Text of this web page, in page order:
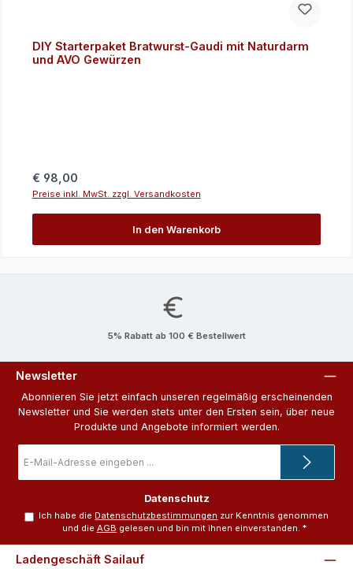
DIY Starterpaket Bratwurst-Gaudi mit Naturdarm
und AVO Gewürzen
Regulärer Preis:
€ 98,00
Preise inkl. MwSt. zzgl. Versandkosten
In den Warenkorb
5% Rabatt ab 100 € Bestellwert
Newsletter
Abonnieren Sie jetzt einfach unseren regelmäßig erscheinenden
Newsletter und Sie werden stets unter den Ersten sein, über neue
Produkte und Angebote informiert werden.
Mail-
Adresse
Datenschutz
Ich habe die Datenschutzbestimmungen zur Kenntnis genommen
und die AGB gelesen und bin mit ihnen einverstanden. *
Ladengeschäft Sailauf